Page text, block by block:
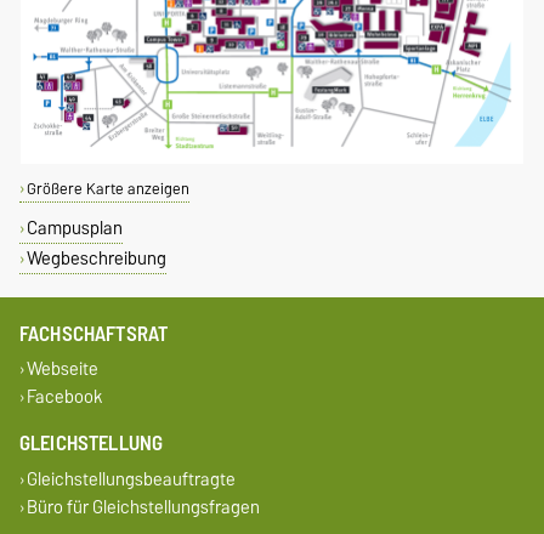
Größere Karte anzeigen
Campusplan
Wegbeschreibung
FACHSCHAFTSRAT
Webseite
Facebook
GLEICHSTELLUNG
Gleichstellungsbeauftragte
Büro für Gleichstellungsfragen